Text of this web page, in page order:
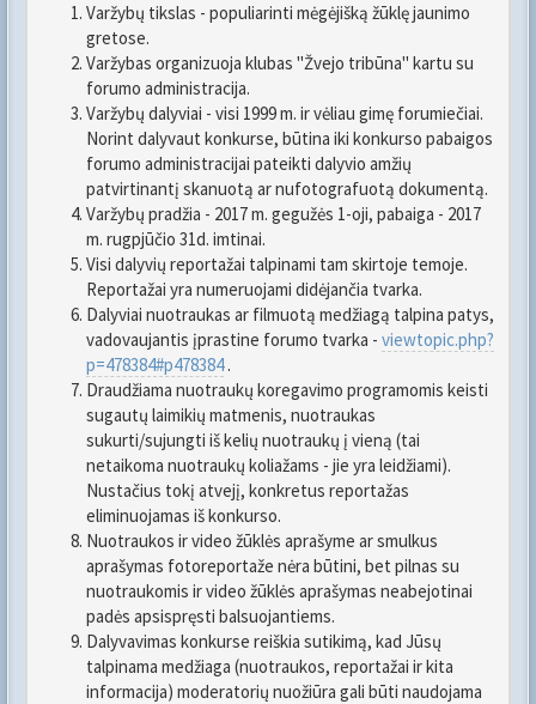
Varžybų tikslas - populiarinti mėgėjišką žūklę jaunimo
gretose.
Varžybas organizuoja klubas "Žvejo tribūna" kartu su
forumo administracija.
Varžybų dalyviai - visi 1999 m. ir vėliau gimę forumiečiai.
Norint dalyvaut konkurse, būtina iki konkurso pabaigos
forumo administracijai pateikti dalyvio amžių
patvirtinantį skanuotą ar nufotografuotą dokumentą.
Varžybų pradžia - 2017 m. gegužės 1-oji, pabaiga - 2017
m. rugpjūčio 31d. imtinai.
Visi dalyvių reportažai talpinami tam skirtoje temoje.
Reportažai yra numeruojami didėjančia tvarka.
Dalyviai nuotraukas ar filmuotą medžiagą talpina patys,
vadovaujantis įprastine forumo tvarka - viewtopic.php?
p=478384#p478384.
Draudžiama nuotraukų koregavimo programomis keisti
sugautų laimikių matmenis, nuotraukas
sukurti/sujungti iš kelių nuotraukų į vieną (tai
netaikoma nuotraukų koliažams - jie yra leidžiami).
Nustačius tokį atvejį, konkretus reportažas
eliminuojamas iš konkurso.
Nuotraukos ir video žūklės aprašyme ar smulkus
aprašymas fotoreportaže nėra būtini, bet pilnas su
nuotraukomis ir video žūklės aprašymas neabejotinai
padės apsispręsti balsuojantiems.
Dalyvavimas konkurse reiškia sutikimą, kad Jūsų
talpinama medžiaga (nuotraukos, reportažai ir kita
informacija) moderatorių nuožiūra gali būti naudojama